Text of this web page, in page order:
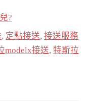
?
, 定點接送, 接送服務
modelx接送, 特斯拉